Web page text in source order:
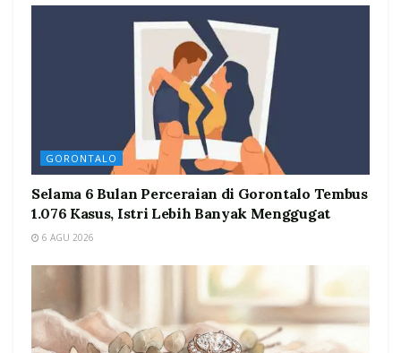
GORONTALO
Selama 6 Bulan Perceraian di Gorontalo Tembus
1.076 Kasus, Istri Lebih Banyak Menggugat
6 AGU 2026